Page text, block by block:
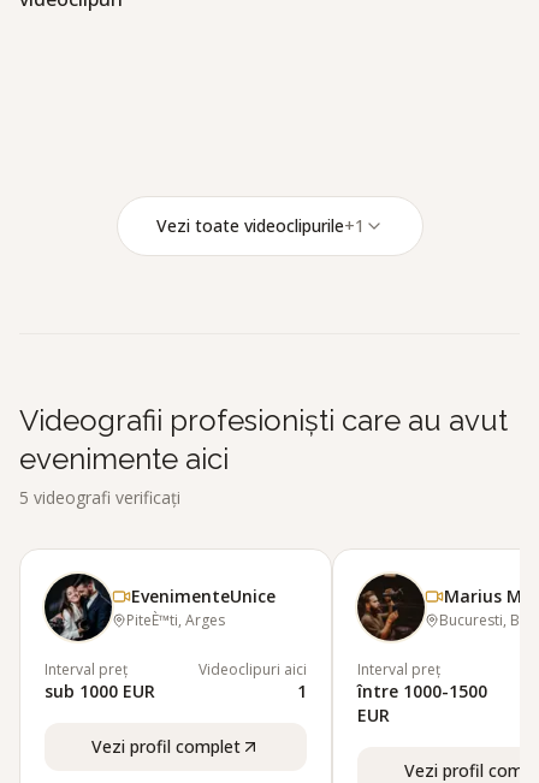
Vezi toate videoclipurile+1
Videografii profesioniști care au avut
evenimente aici
5 videografi verificați
EvenimenteUnice
PiteÈ™ti, Arges
Interval preț
sub 1000 EUR
Videoclipuri aici
1
Vezi profil complet
Bucuresti,
Interval preț
între 1000-1500
EUR
Vezi profil